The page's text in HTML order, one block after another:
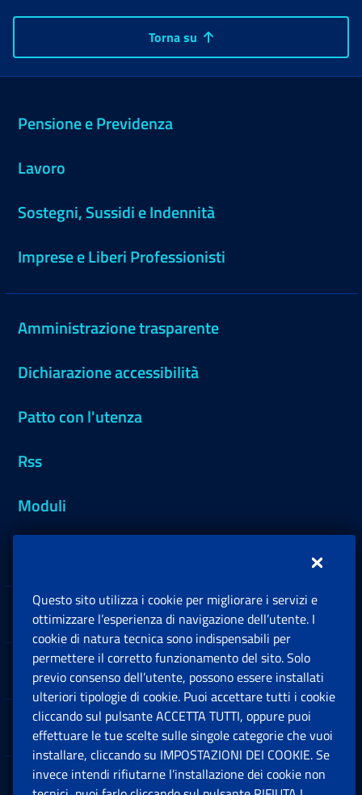
Torna su
Pensione e Previdenza
Lavoro
Sostegni, Sussidi e Indennità
Imprese e Liberi Professionisti
Amministrazione trasparente
Dichiarazione accessibilità
Patto con l'utenza
Rss
Moduli
Sedi e Contatti
Software
Note Legali
App mobile
Questo sito utilizza i cookie per migliorare i servizi e
ottimizzare l’esperienza di navigazione dell’utente. I
cookie di natura tecnica sono indispensabili per
permettere il corretto funzionamento del sito. Solo
previo consenso dell’utente, possono essere installati
ulteriori tipologie di cookie. Puoi accettare tutti i cookie
cliccando sul pulsante ACCETTA TUTTI, oppure puoi
effettuare le tue scelte sulle singole categorie che vuoi
installare, cliccando su IMPOSTAZIONI DEI COOKIE. Se
invece intendi rifiutarne l’installazione dei cookie non